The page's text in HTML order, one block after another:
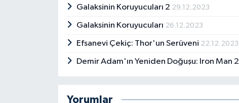
Galaksinin Koruyucuları 2 29.12.2023
Galaksinin Koruyucuları 26.12.2023
Efsanevi Çekiç: Thor'un Serüveni 22.12.2023
Demir Adam'ın Yeniden Doğuşu: Iron Man 2
Yorumlar